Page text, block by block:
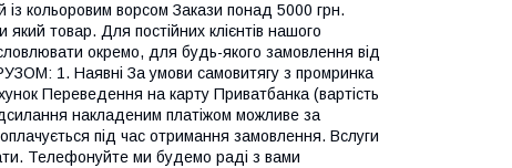
із кольоровим ворсом Закази понад 5000 грн.
товар. Для постійних клієнтів нашого
окремо, для будь-якого замовлення від
1. Наявні За умови самовитягу з промринка
Переведення на карту Приватбанка (вартість
накладеним платіжом можливе за
під час отримання замовлення. Вслуги
Телефонуйте ми будемо раді з вами